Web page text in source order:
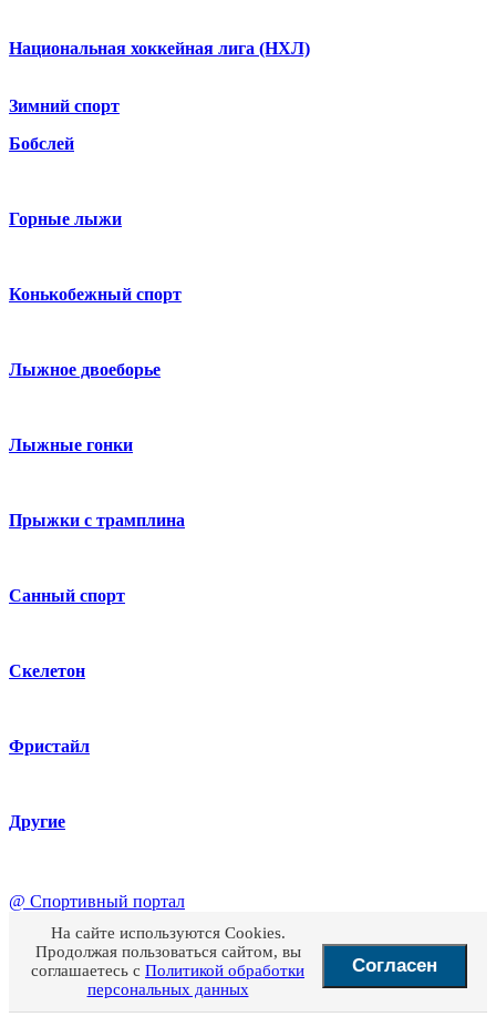
Национальная хоккейная лига (НХЛ)
Зимний спорт
Бобслей
Горные лыжи
Конькобежный спорт
Лыжное двоеборье
Лыжные гонки
Прыжки с трамплина
Санный спорт
Скелетон
Фристайл
Другие
@ Спортивный портал
На сайте используются Cookies.
Продолжая пользоваться сайтом, вы
соглашаетесь с Политикой обработки
персональных данных
Согласен